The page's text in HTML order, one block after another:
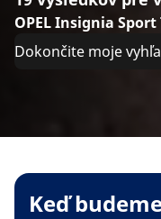
OPEL Insignia Sport
Dokončite moje
Keď